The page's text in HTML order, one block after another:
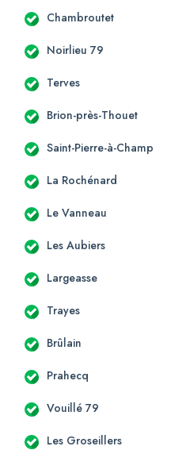
Chambroutet
Noirlieu 79
Terves
Brion-près-Thouet
Saint-Pierre-à-Champ
La Rochénard
Le Vanneau
Les Aubiers
Largeasse
Trayes
Brûlain
Prahecq
Vouillé 79
Les Groseillers